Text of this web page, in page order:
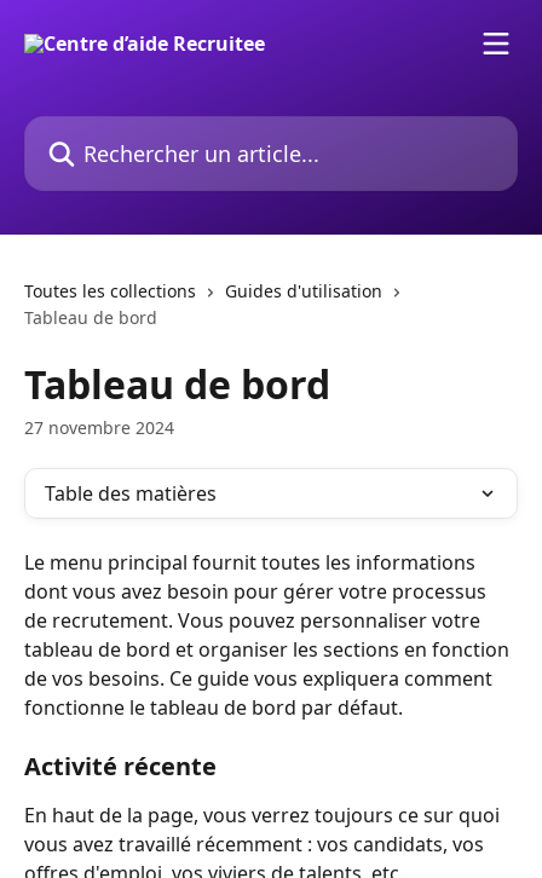
Rechercher un article...
Toutes les collections
Guides d'utilisation
Tableau de bord
Tableau de bord
27 novembre 2024
Table des matières
Le menu principal fournit toutes les informations
dont vous avez besoin pour gérer votre processus
de recrutement. Vous pouvez personnaliser votre
tableau de bord et organiser les sections en fonction
de vos besoins. Ce guide vous expliquera comment
fonctionne le tableau de bord par défaut.
Activité récente
En haut de la page, vous verrez toujours ce sur quoi
vous avez travaillé récemment : vos candidats, vos